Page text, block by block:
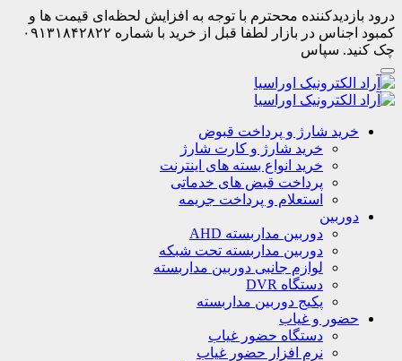
درود بازدیدکننده مححترم با توجه به افزایش لحظه‌ای قیمت ها و
کمبود اجناس در بازار لطفا قبل از خرید با شماره ۰۹۱۳۱۸۴۲۸۲۲
چک کنید. سپاس
خرید شارژ و پرداخت قبوض
خرید شارژ و کارت شارژ
خرید انواع بسته های اینترنت
پرداخت قبض های خدماتی
استعلام و پرداخت جریمه
دوربین
دوربین مداربسته AHD
دوربین مداربسته تحت شبکه
لوازم جانبی دوربین مداربسته
دستگاه DVR
پکیج دوربین مداربسته
حضور و غیاب
دستگاه حضور غیاب
نرم افزار حضور غیاب